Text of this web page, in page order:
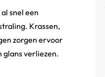
snel een
Krassen,
zorgen ervoor
glans verliezen.